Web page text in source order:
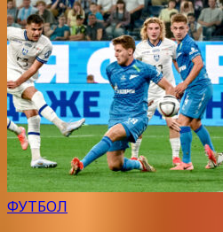
ФУТБОЛ